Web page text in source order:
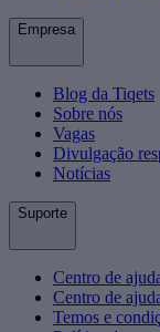
Empresa
Blog da Tiqets
Sobre nós
Vagas
Divulgação
Notícias
Suporte
Centro de
Centro de
Temos e